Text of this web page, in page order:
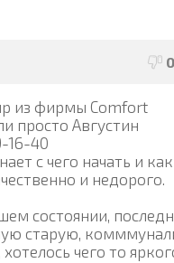
0
из фирмы Comfort
просто Августин
16-40
с чего начать и как
и недорого.
состоянии,
старую,
чего то